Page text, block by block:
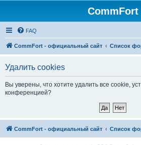
CommFort
FAQ
CommFort - официальный сайт Список
Удалить cookies
Вы уверены, что хотите удалить все cookie,
конференцией?
CommFort - официальный сайт Список